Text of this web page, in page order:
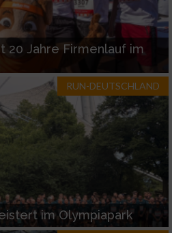
20 Jahre Firmenlauf im
RUN-DEUTSCHLAND
im Olympiapark